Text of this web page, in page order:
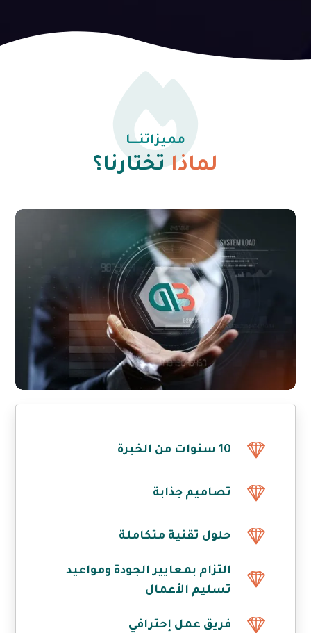
مميزاتنـــا
لماذاتختارنا؟
10 سنوات من الخبرة
تصاميم جذابة
حلول تقنية متكاملة
التزام بمعايير الجودة ومواعيد
تسليم الأعمال
فريق عمل إحترافي